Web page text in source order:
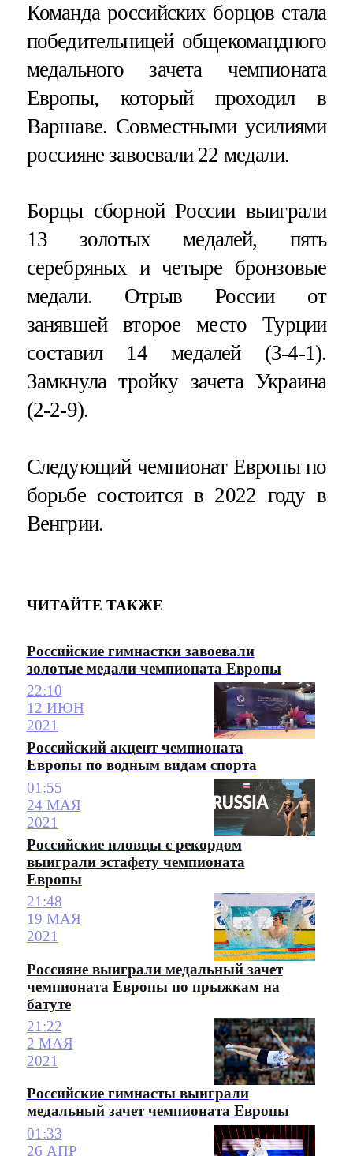
Команда российских борцов стала
победительницей общекомандного
медального зачета чемпионата
Европы, который проходил в
Варшаве. Совместными усилиями
россияне завоевали 22 медали.
Борцы сборной России выиграли
13 золотых медалей, пять
серебряных и четыре бронзовые
медали. Отрыв России от
занявшей второе место Турции
составил 14 медалей (3-4-1).
Замкнула тройку зачета Украина
(2-2-9).
Следующий чемпионат Европы по
борьбе состоится в 2022 году в
Венгрии.
ЧИТАЙТЕ ТАКЖЕ
Российские гимнастки завоевали
золотые медали чемпионата Европы
22:10
12 ИЮН
2021
Российский акцент чемпионата
Европы по водным видам спорта
01:55
24 МАЯ
2021
Российские пловцы с рекордом
выиграли эстафету чемпионата
Европы
21:48
19 МАЯ
2021
Россияне выиграли медальный зачет
чемпионата Европы по прыжкам на
батуте
21:22
2 МАЯ
2021
Российские гимнасты выиграли
медальный зачет чемпионата Европы
01:33
26 АПР